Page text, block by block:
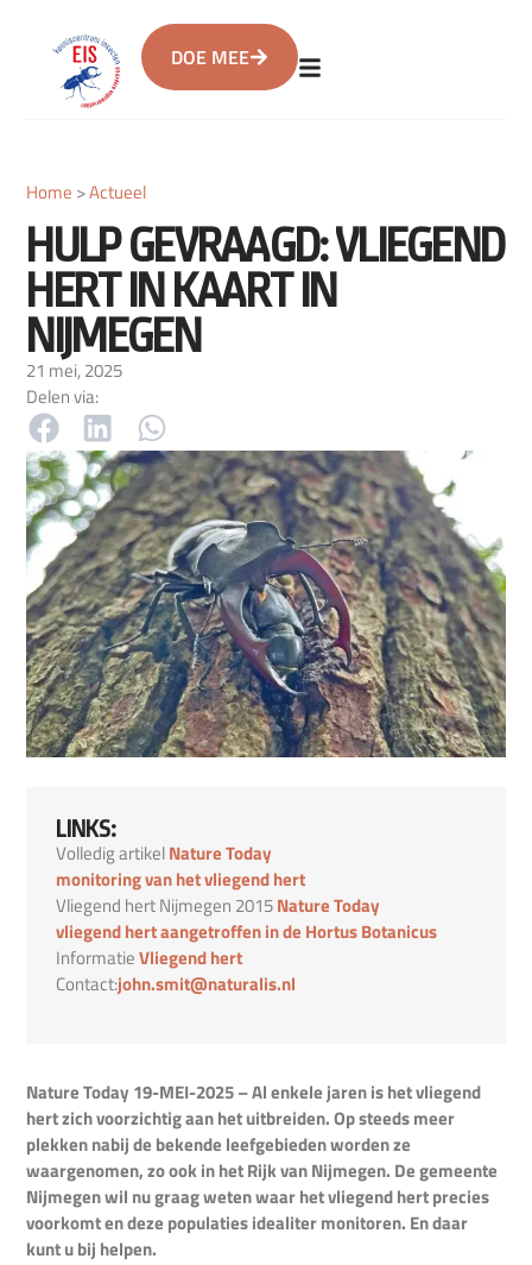
DOE MEE
Home >Actueel
HULP GEVRAAGD: VLIEGEND
HERT IN KAART IN
NIJMEGEN
21 mei, 2025
Delen via:
LINKS:
Volledig artikelNature Today
monitoring van het vliegend hert
Vliegend hert Nijmegen 2015Nature Today
vliegend hert aangetroffen in de Hortus Botanicus
InformatieVliegend hert
Contact:john.smit@naturalis.nl
Nature Today 19-MEI-2025 – Al enkele jaren is het vliegend
hert zich voorzichtig aan het uitbreiden. Op steeds meer
plekken nabij de bekende leefgebieden worden ze
waargenomen, zo ook in het Rijk van Nijmegen. De gemeente
Nijmegen wil nu graag weten waar het vliegend hert precies
voorkomt en deze populaties idealiter monitoren. En daar
kunt u bij helpen.